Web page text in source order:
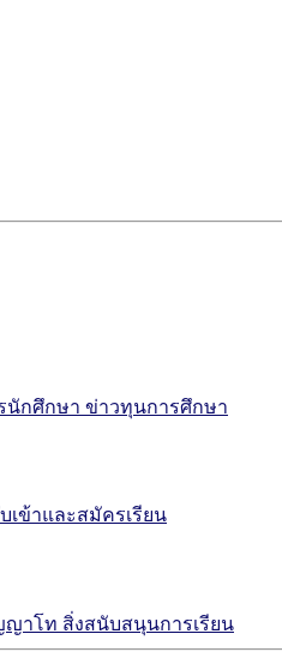
นักศึกษา ข่าวทุนการศึกษา
เข้าและสมัครเรียน
ญาโท สิ่งสนับสนุนการเรียน